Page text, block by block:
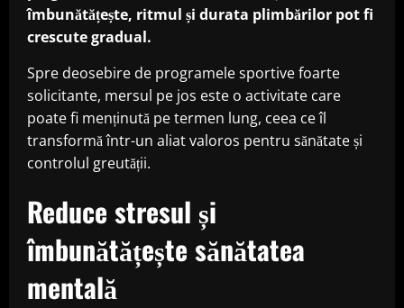
îmbunătățește, ritmul și durata plimbărilor pot fi
crescute gradual.
Spre deosebire de programele sportive foarte
solicitante, mersul pe jos este o activitate care
poate fi menținută pe termen lung, ceea ce îl
transformă într-un aliat valoros pentru sănătate și
controlul greutății.
Reduce stresul și
îmbunătățește sănătatea
mentală